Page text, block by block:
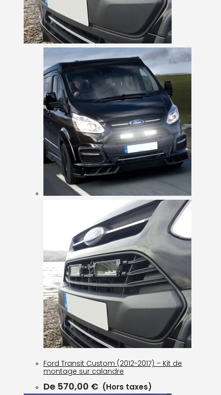
Ford Transit Custom (2012-2017) – Kit de
montage sur calandre
De 570,00 € (Hors taxes)